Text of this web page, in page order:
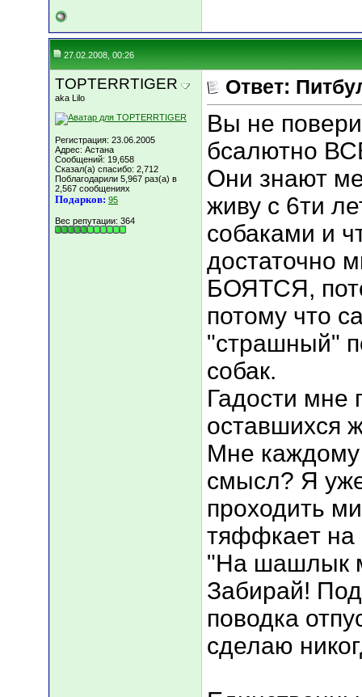
27.02.2008, 00:26
TOPTERRTIGER
aka Lilo
Регистрация: 23.06.2005
Адрес: Астана
Сообщений: 19,658
Сказал(а) спасибо: 2,712
Поблагодарили 5,967 раз(а) в
2,567 сообщениях
Подарков: 95
Вес репутации: 364
Ответ:
Вы не
бсалютно
Они знают
живу с 6ти
собаками и
достаточно
БОЯТСЯ,
потому что
"страшный"
собак.
Гадости мне
оставшихся
Мне
смысл? Я
проходить
тяффкает
"На шашлык
Забирай!
поводка
сделаю